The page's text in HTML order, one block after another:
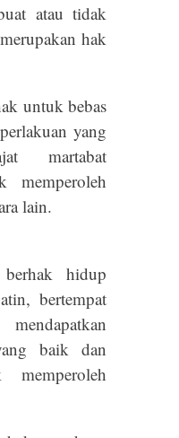
atau tidak
hak
untuk bebas
yang
martabat
memperoleh
lain.
hidup
bertempat
baik dan